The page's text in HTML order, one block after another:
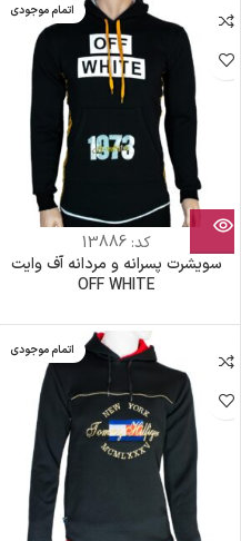
اتمام موجودی
کد:13886
سویشرت پسرانه و مردانه آف وایت
OFF WHITE
اتمام موجودی